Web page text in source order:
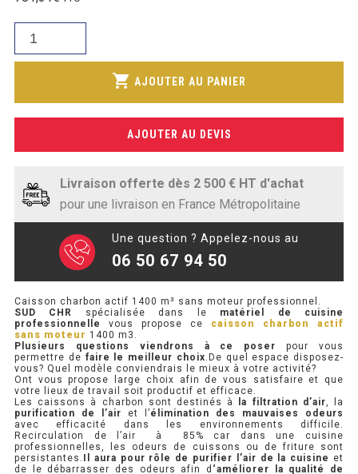
SOUBASSEMENT RÉFRIGÉRÉ
TABLE DE PRÉPARATION
TABLE DE PRÉPARATION COMPACTE
TABLE DE PRÉPARATION 700 / 800
SALADETTE COMPACTE
SALADETTE COMPACTE VITRÉE
SALADETTE 800 VITRÉE
MEUBLE À PIZZA
MEUBLE À PIZZA COMPACT
MEUBLE À PIZZA
PRÉSENTOIR À INGRÉDIENTS
PROFONDEUR 300 VITRÉE
PROFONDEUR 400 VITRÉE
initial
était :
868,89€.
actuel
est :
actif
shopping_cart AJOUTER AU PANIER
AJOUTER AU DEVIS
Livraison offerte dès 2 500 € HT d'achat
pour une livraison en France Métropolitaine
Une question ? Appelez-nous au
06 50 67 94 50
Caisson charbon actif 1400 m³ sans moteur professionnel.
SUD CHR
spécialisée dans le matériel de cuisine
professionnelle
vous propose ce caisson charbon actif
sans moteur 1400 m3.
Plusieurs questions viendrons à ce poser pour vous
permettre de faire le meilleur choix.De quel espace disposez-
vous? Quel modèle conviendrais le mieux à votre activité?
Ont vous propose large choix afin de vous satisfaire et que
votre lieux de travail soit productif et efficace.
Les caissons à charbon sont destinés à
la filtration d’air, la
purification de l’air et l’élimination des mauvaises odeurs
avec efficacité dans les environnements difficile.
Recirculation de l’air à 85% car dans une cuisine
professionnelles, les odeurs de cuissons ou de friture sont
persistantes.
Il aura pour rôle de purifier l’air de la cuisine et
de le débarrasser des odeurs afin d ‘améliorer la qualité de